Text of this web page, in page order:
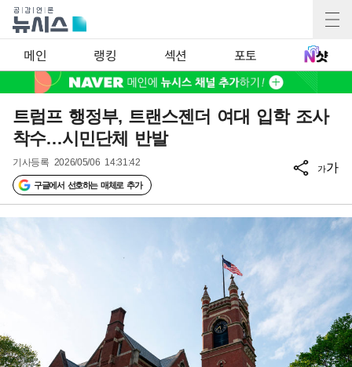
메인 랭킹 섹션 포토
트럼프 행정부, 트랜스젠더 여대 입학 조사
착수…시민단체 반발
기사등록 2026/05/06 14:31:42
구글에서 선호하는 매체로 추가
가가